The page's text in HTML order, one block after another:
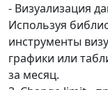
- Визуализация
Используя
инструменты
графики или
за месяц.